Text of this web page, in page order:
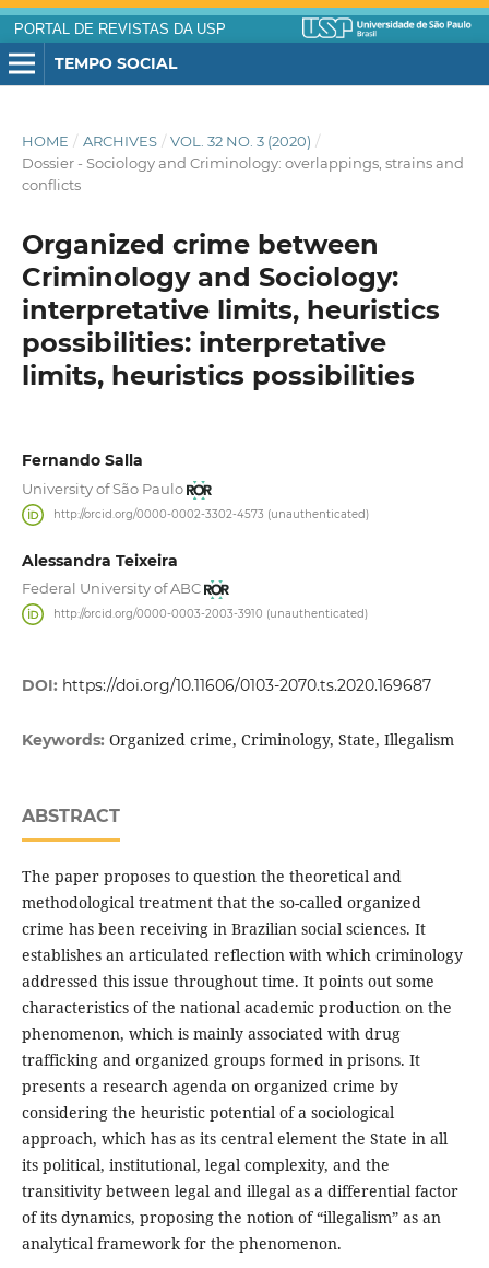
PORTAL DE REVISTAS DA USP
TEMPO SOCIAL
HOME / ARCHIVES / VOL. 32 NO. 3 (2020) /
Dossier - Sociology and Criminology: overlappings, strains and
conflicts
Organized crime between
Criminology and Sociology:
interpretative limits, heuristics
possibilities: interpretative
limits, heuristics possibilities
Fernando Salla
University of São Paulo
http://orcid.org/0000-0002-3302-4573 (unauthenticated)
Alessandra Teixeira
Federal University of ABC
http://orcid.org/0000-0003-2003-3910 (unauthenticated)
DOI: https://doi.org/10.11606/0103-2070.ts.2020.169687
Keywords: Organized crime, Criminology, State, Illegalism
ABSTRACT
The paper proposes to question the theoretical and
methodological treatment that the so-called organized
crime has been receiving in Brazilian social sciences. It
establishes an articulated reflection with which criminology
addressed this issue throughout time. It points out some
characteristics of the national academic production on the
phenomenon, which is mainly associated with drug
trafficking and organized groups formed in prisons. It
presents a research agenda on organized crime by
considering the heuristic potential of a sociological
approach, which has as its central element the State in all
its political, institutional, legal complexity, and the
transitivity between legal and illegal as a differential factor
of its dynamics, proposing the notion of “illegalism” as an
analytical framework for the phenomenon.